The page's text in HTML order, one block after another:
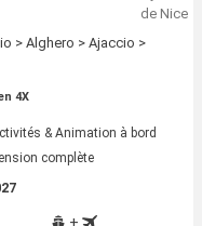
de Nice
> Alghero > Ajaccio >
4X
& Animation à bord
complète
+